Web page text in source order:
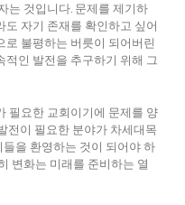
는 것입니다. 문제를 제기하
자기 존재를 확인하고 싶어
불평하는 버릇이 되어버린
인 발전을 추구하기 위해 그
필요한 교회이기에 문제를 양
전이 필요한 분야가 차세대목
을 환영하는 것이 되어야 하
변화는 미래를 준비하는 열